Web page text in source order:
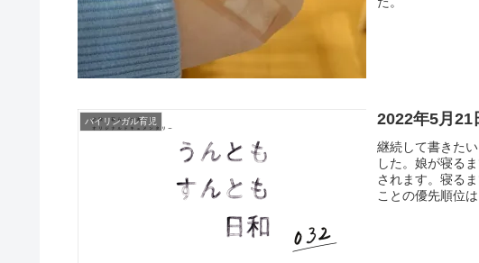
バイリンガル育児 2022年5月21
継続して書きた
した。娘が寝る
されます。寝る
ことの優先順位